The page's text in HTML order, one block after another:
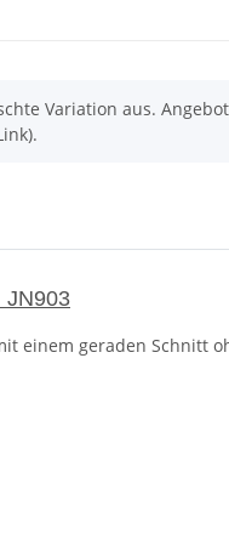
Variation aus.
JN903
einem geraden Schnitt